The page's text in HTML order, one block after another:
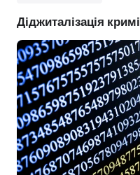
Діджиталізація